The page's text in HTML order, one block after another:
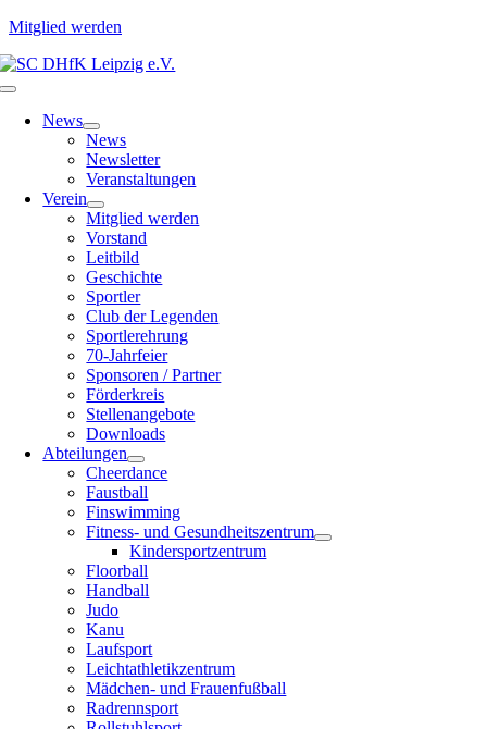
Mitglied werden
Zum
Inhalt
Toggle
NavigationNews
News
Newsletter
Veranstaltungen
Verein
Mitglied werden
Vorstand
Leitbild
Geschichte
Sportler
Club der Legenden
Sportlerehrung
70-Jahrfeier
Sponsoren / Partner
Förderkreis
Stellenangebote
Downloads
Abteilungen
Cheerdance
Faustball
Finswimming
Fitness- und Gesundheitszentrum
Kindersportzentrum
Floorball
Handball
Judo
Kanu
Laufsport
Leichtathletikzentrum
Mädchen- und Frauenfußball
Radrennsport